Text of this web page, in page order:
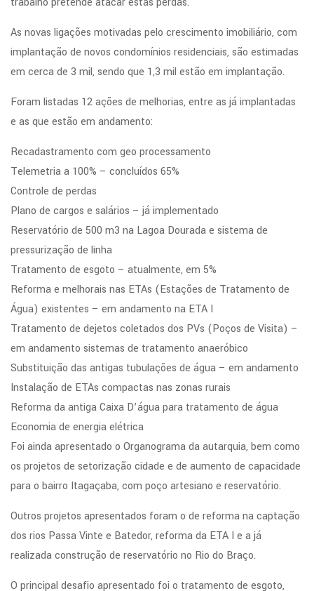
As novas ligações motivadas pelo crescimento imobiliário, com
implantação de novos condomínios residenciais, são estimadas
em cerca de 3 mil, sendo que 1,3 mil estão em implantação.
Foram listadas 12 ações de melhorias, entre as já implantadas
e as que estão em andamento:
Recadastramento com geo processamento
Telemetria a 100% – concluídos 65%
Controle de perdas
Plano de cargos e salários – já implementado
Reservatório de 500 m3 na Lagoa Dourada e sistema de
pressurização de linha
Tratamento de esgoto – atualmente, em 5%
Reforma e melhorais nas ETAs (Estações de Tratamento de
Água) existentes – em andamento na ETA I
Tratamento de dejetos coletados dos PVs (Poços de Visita) –
em andamento sistemas de tratamento anaeróbico
Substituição das antigas tubulações de água – em andamento
Instalação de ETAs compactas nas zonas rurais
Reforma da antiga Caixa D’água para tratamento de água
Economia de energia elétrica
Foi ainda apresentado o Organograma da autarquia, bem como
os projetos de setorização cidade e de aumento de capacidade
para o bairro Itagaçaba, com poço artesiano e reservatório.
Outros projetos apresentados foram o de reforma na captação
dos rios Passa Vinte e Batedor, reforma da ETA I e a já
realizada construção de reservatório no Rio do Braço.
O principal desafio apresentado foi o tratamento de esgoto,